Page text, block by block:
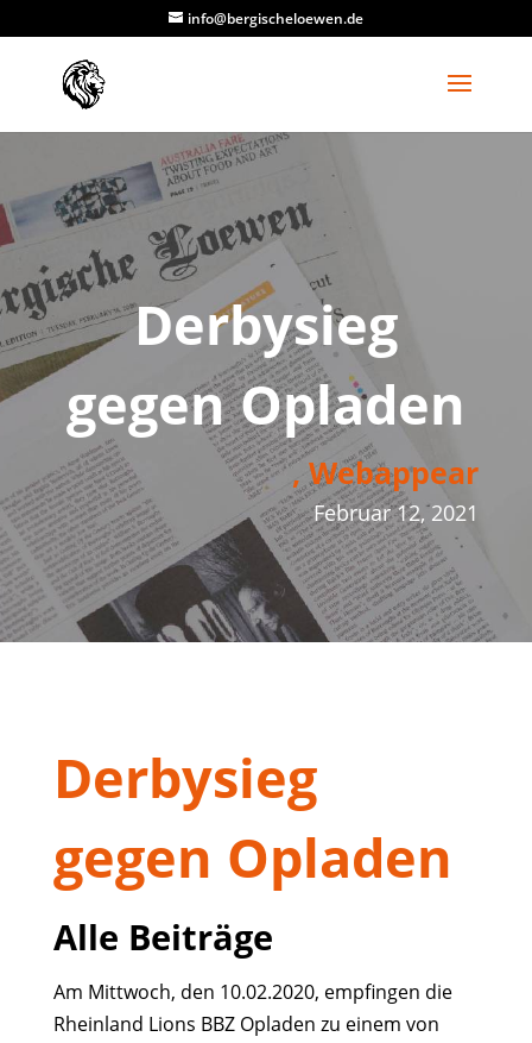
info@bergischeloewen.de
Derbysieg
gegen Opladen
, Webappear
Februar 12, 2021
Derbysieg
gegen Opladen
Alle Beiträge
Am Mittwoch, den 10.02.2020, empfingen die
Rheinland Lions BBZ Opladen zu einem von